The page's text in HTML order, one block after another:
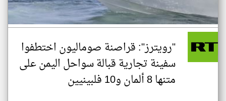
"رويترز": قراصنة صوماليون اختطفوا
سفينة تجارية قبالة سواحل اليمن على
متنها 8 ألمان و10 فلبينيين